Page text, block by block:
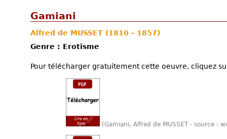
Gamiani
Alfred de MUSSET (1810 - 1857)
Genre : Erotisme
Pour télécharger gratuitement cette oeuvre, cliquez
(Gamiani, Alfred de MUSSET - source :